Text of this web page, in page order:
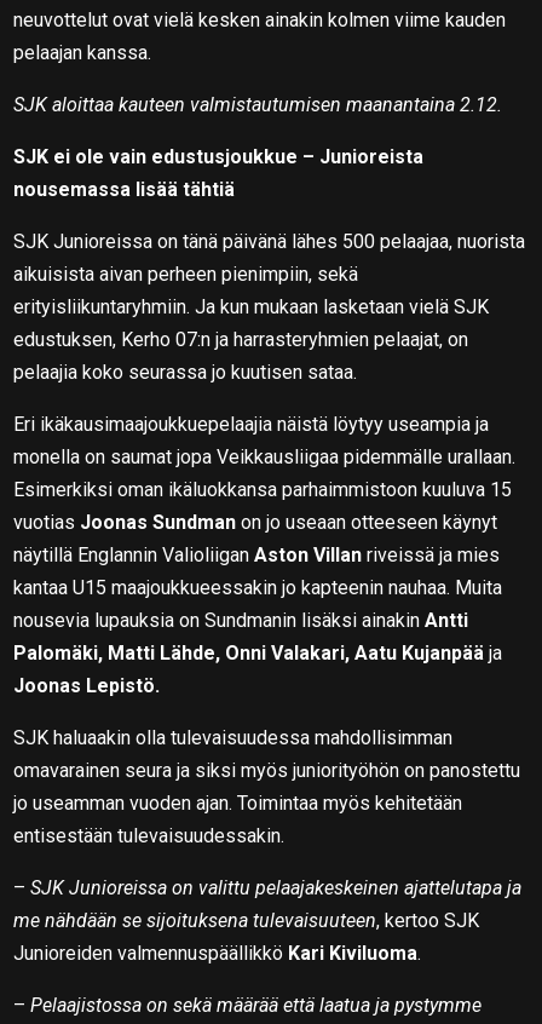
neuvottelut ovat vielä kesken ainakin kolmen viime kauden
pelaajan kanssa.
SJK aloittaa kauteen valmistautumisen maanantaina 2.12.
SJK ei ole vain edustusjoukkue – Junioreista
nousemassa lisää tähtiä
SJK Junioreissa on tänä päivänä lähes 500 pelaajaa, nuorista
aikuisista aivan perheen pienimpiin, sekä
erityisliikuntaryhmiin. Ja kun mukaan lasketaan vielä SJK
edustuksen, Kerho 07:n ja harrasteryhmien pelaajat, on
pelaajia koko seurassa jo kuutisen sataa.
Eri ikäkausimaajoukkuepelaajia näistä löytyy useampia ja
monella on saumat jopa Veikkausliigaa pidemmälle urallaan.
Esimerkiksi oman ikäluokkansa parhaimmistoon kuuluva 15
vuotias Joonas Sundman on jo useaan otteeseen käynyt
näytillä Englannin ValioliiganAston Villan riveissä ja mies
kantaa U15 maajoukkueessakin jo kapteenin nauhaa. Muita
nousevia lupauksia on Sundmanin lisäksi ainakinAntti
Palomäki, Matti Lähde, Onni Valakari, Aatu Kujanpääja
Joonas Lepistö.
SJK haluaakin olla tulevaisuudessa mahdollisimman
omavarainen seura ja siksi myös juniorityöhön on panostettu
jo useamman vuoden ajan. Toimintaa myös kehitetään
entisestään tulevaisuudessakin.
–SJK Junioreissa on valittu pelaajakeskeinen ajattelutapa ja
me nähdään se sijoituksena tulevaisuuteen, kertoo SJK
Junioreiden valmennuspäällikkö Kari Kiviluoma.
–Pelaajistossa on sekä määrää että laatua ja pystymme